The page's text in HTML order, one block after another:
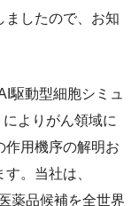
ONO
ナビ）
ト
ましたので、お知
駆動型細胞シミュ
よりがん領域に
作用機序の解明お
。当社は、
薬品候補を全世界